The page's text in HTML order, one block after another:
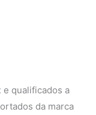
e qualificados a
da marca